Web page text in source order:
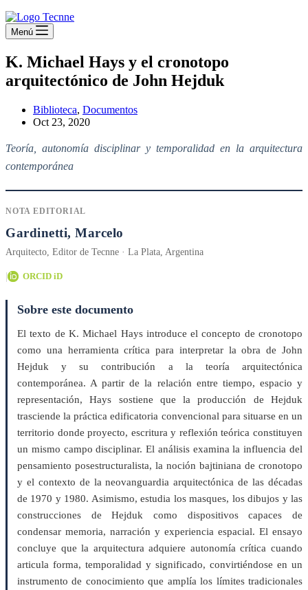
Menú
K. Michael Hays y el cronotopo
arquitectónico de John Hejduk
Biblioteca, Documentos
Oct 23, 2020
Teoría, autonomía disciplinar y temporalidad en la arquitectura
contemporánea
NOTA EDITORIAL
Gardinetti, Marcelo
Arquitecto, Editor de Tecnne · La Plata, Argentina
| ORCID iD
Sobre este documento
El texto de K. Michael Hays introduce el concepto de cronotopo
como una herramienta crítica para interpretar la obra de John
Hejduk y su contribución a la teoría arquitectónica
contemporánea. A partir de la relación entre tiempo, espacio y
representación, Hays sostiene que la producción de Hejduk
trasciende la práctica edificatoria convencional para situarse en un
territorio donde proyecto, escritura y reflexión teórica constituyen
un mismo campo disciplinar. El análisis examina la influencia del
pensamiento posestructuralista, la noción bajtiniana de cronotopo
y el contexto de la neovanguardia arquitectónica de las décadas
de 1970 y 1980. Asimismo, estudia los masques, los dibujos y las
construcciones de Hejduk como dispositivos capaces de
condensar memoria, narración y experiencia espacial. El ensayo
concluye que la arquitectura adquiere autonomía crítica cuando
articula forma, temporalidad y significado, convirtiéndose en un
instrumento de conocimiento que amplía los límites tradicionales